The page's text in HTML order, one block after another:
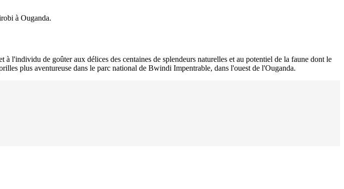
à Ouganda.
l'individu de goûter aux délices des centaines de splendeurs naturelles et au potentiel de la faune dont le
plus aventureuse dans le parc national de Bwindi Impentrable, dans l'ouest de l'Ouganda.